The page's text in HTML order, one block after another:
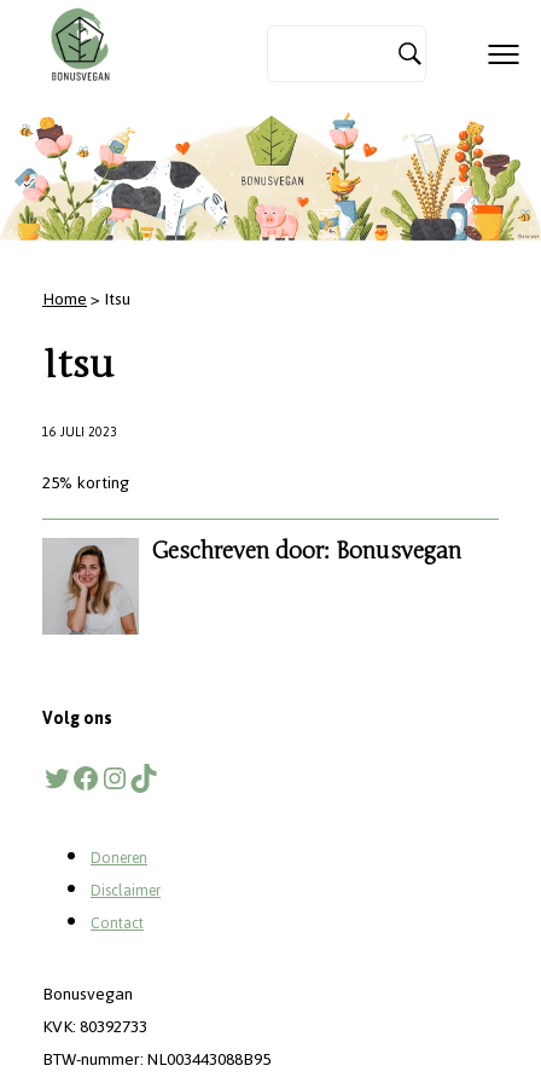
Home> Itsu
Itsu
16 JULI 2023
25% korting
Geschreven door: Bonusvegan
Volg ons
Twitter
Facebook
Instagram
TikTok
Doneren
Disclaimer
Contact
Bonusvegan
KVK: 80392733
BTW-nummer: NL003443088B95